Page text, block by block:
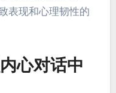
心态鼓励运动员将
期反思过去的表现